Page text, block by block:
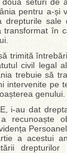
pentru a-și
sale
în
trimită
civil legal
trebuie să
intervenite pe
genului.
i-au dat
a acestui
drepturilor